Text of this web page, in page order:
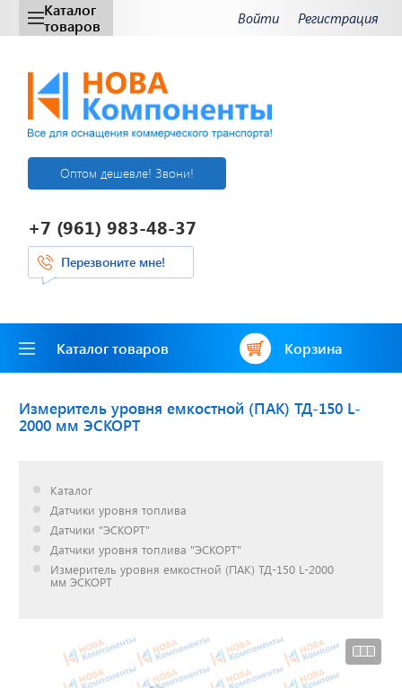
Каталог
товаров
Войти Регистрация
Оптом дешевле! Звони!
+7 (961) 983-48-37
Перезвоните мне!
Каталог товаров Корзина
Измеритель уровня емкостной (ПАК) ТД-150 L-
2000 мм ЭСКОРТ
Каталог
Датчики уровня топлива
Датчики "ЭСКОРТ"
Датчики уровня топлива "ЭСКОРТ"
Измеритель уровня емкостной (ПАК) ТД-150 L-2000
мм ЭСКОРТ